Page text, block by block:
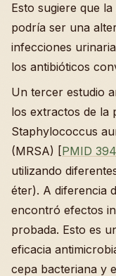
Esto sugiere que
podría ser una
infecciones
los antibióticos
Un tercer estudio
los extractos de la
Staphylococcus
(MRSA) [PMID
utilizando
éter). A diferencia
encontró efectos
probada. Esto es
eficacia
cepa bacteriana y